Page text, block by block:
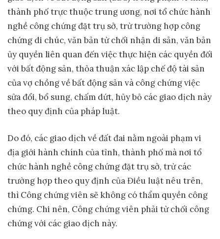
thành phố trực thuộc trung ương, nơi tổ chức hành
nghề công chứng đặt trụ sở, trừ trường hợp công
chứng di chúc, văn bản từ chối nhận di sản, văn bản
ủy quyền liên quan đến việc thực hiện các quyền đối
với bất động sản, thỏa thuận xác lập chế độ tài sản
của vợ chồng về bất động sản và công chứng việc
sửa đổi, bổ sung, chấm dứt, hủy bỏ các giao dịch này
theo quy định của pháp luật.
Do đó, các giao dịch về đất đai nằm ngoài phạm vi
địa giới hành chính của tỉnh, thành phố mà nơi tổ
chức hành nghề công chứng đặt trụ sở, trừ các
trường hợp theo quy định của Điều luật nêu trên,
thì Công chứng viên sẽ không có thẩm quyền công
chứng. Chi nên, Công chứng viên phải từ chối công
chứng với các giao dịch này.